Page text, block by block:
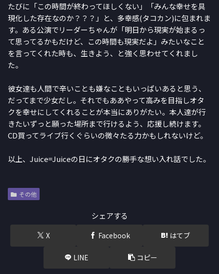
たびに「この時間が終わってほしくない」「みんな幸せを具
現化した存在なのか？？？」と、多幸感(タコカン)に包まれま
す。ある公演でリーダーちゃんが「明日から現実が始まるっ
て思ってるかもだけど、この時間も現実だよ」みたいなこと
を言ってくれた時も、生きよう、と強く思わせてくれまし
た。
彼女達も人間で辛いことも嫌なこともいっぱいあると思う、
だってまで少女だし。それでもああやって高みを目指しオタ
クを幸せにしてくれることが本当にありがたい。本人達が行
きたいずっと願った場所まで行けるよう、応援し続けます。
CD買ってライブ行くぐらいの微々たる力かもしれないけど。
以上、Juice=Juiceの日にオタクの勝手な想い入れ話でした。
その他
シェアする
X Facebook はてブ
LINE コピー